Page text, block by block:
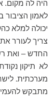
היה לה מקום.
לאמון
יכולה למלא
צריך לעורר
החדש – ואת
לא תיקון
מערכתית.
מתבקש